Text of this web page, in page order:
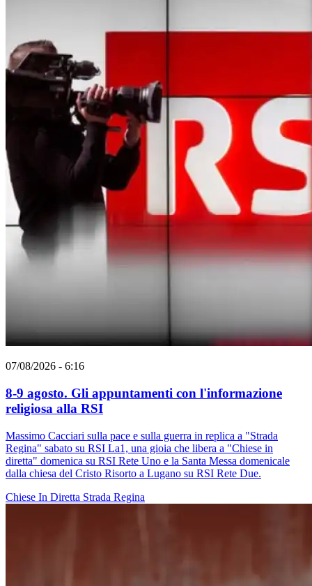
07/08/2026 - 6:16
8-9 agosto. Gli appuntamenti con l'informazione
religiosa alla RSI
Massimo Cacciari sulla pace e sulla guerra in replica a "Strada
Regina" sabato su RSI La1, una gioia che libera a "Chiese in
diretta" domenica su RSI Rete Uno e la Santa Messa domenicale
dalla chiesa del Cristo Risorto a Lugano su RSI Rete Due.
Chiese In Diretta Strada Regina